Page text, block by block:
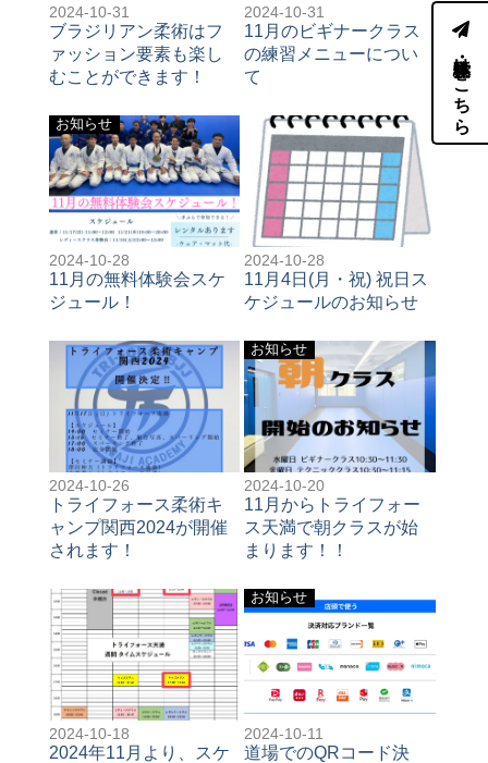
2024-10-31
ブラジリアン柔術はフ
ァッション要素も楽し
むことができます！
2024-10-31
11月のビギナークラス
の練習メニューについ
て
お知らせ
2024-10-28
11月の無料体験会スケ
ジュール！
2024-10-28
11月4日(月・祝) 祝日ス
ケジュールのお知らせ
2024-10-26
トライフォース柔術キ
ャンプ関西2024が開催
されます！
お知らせ
2024-10-20
11月からトライフォー
ス天満で朝クラスが始
まります！！
2024-10-18
2024年11月より、スケ
お知らせ
2024-10-11
道場でのQRコード決
体験・見学はこちら